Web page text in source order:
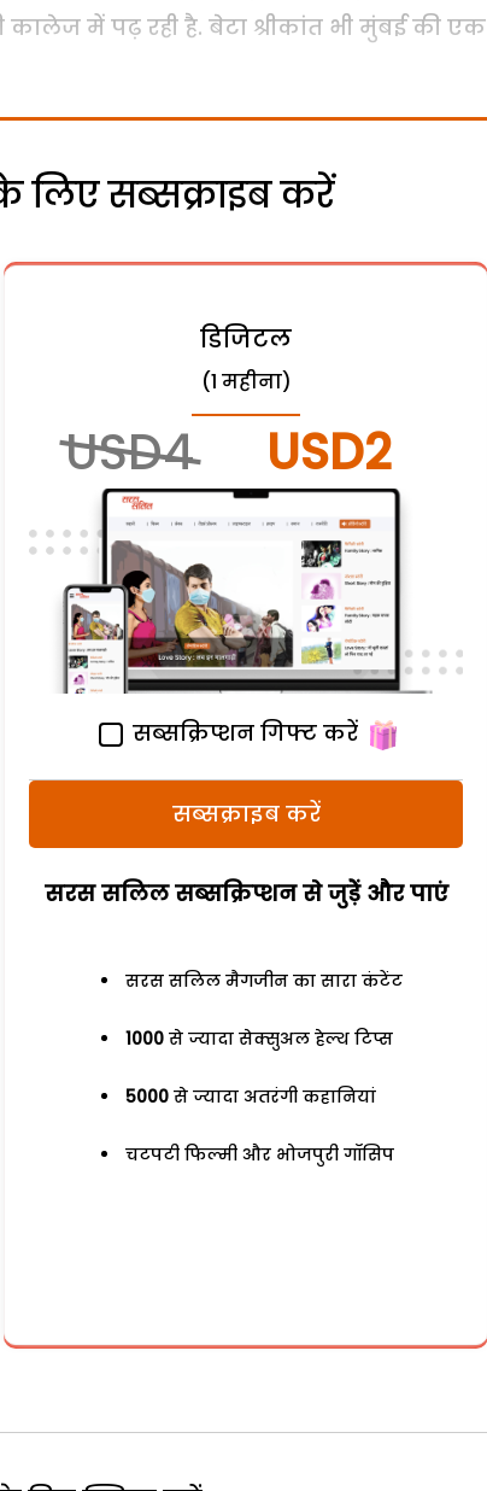
में पढ़ रही है. बेटा श्रीकांत भी मुंबई की एक
सब्सक्राइब करें
डिजिटल
(1 महीना)
USD4 USD2
सब्सक्रिप्शन गिफ्ट करें
सब्सक्राइब करें
सरस सलिल सब्सक्रिप्शन से जुड़ेें और पाएं
सरस सलिल मैगजीन का सारा कंटेंट
1000 से ज्यादा सेक्सुअल हेल्थ टिप्स
5000 से ज्यादा अतरंगी कहानियां
चटपटी फिल्मी और भोजपुरी गॉसिप